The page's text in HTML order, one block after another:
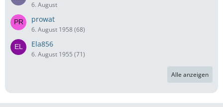
6. August
prowat
6. August 1958 (68)
Ela856
6. August 1955 (71)
Alle anzeigen